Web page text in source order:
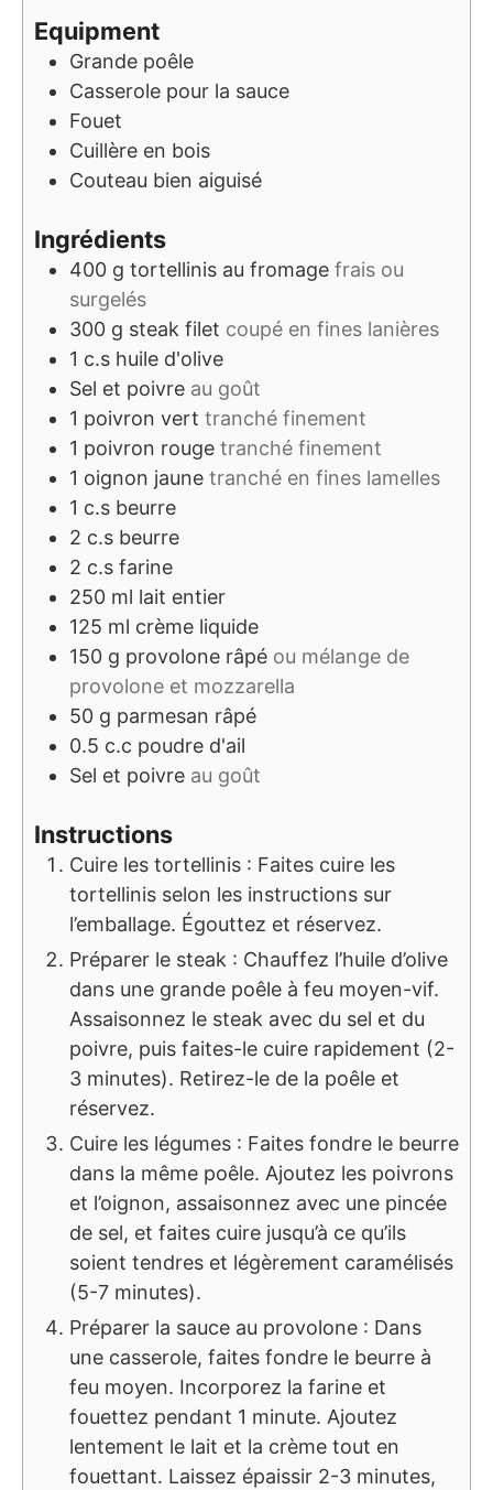
Equipment
Grande poêle
Casserole pour la sauce
Fouet
Cuillère en bois
Couteau bien aiguisé
Ingrédients
400 g tortellinis au fromage frais ou
surgelés
300 g steak filet coupé en fines lanières
1 c.s huile d'olive
Sel et poivre au goût
1 poivron vert tranché finement
1 poivron rouge tranché finement
1 oignon jaune tranché en fines lamelles
1 c.s beurre
2 c.s beurre
2 c.s farine
250 ml lait entier
125 ml crème liquide
150 g provolone râpé ou mélange de
provolone et mozzarella
50 g parmesan râpé
0.5 c.c poudre d'ail
Sel et poivre au goût
Instructions
Cuire les tortellinis : Faites cuire les
tortellinis selon les instructions sur
l’emballage. Égouttez et réservez.
Préparer le steak : Chauffez l’huile d’olive
dans une grande poêle à feu moyen-vif.
Assaisonnez le steak avec du sel et du
poivre, puis faites-le cuire rapidement (2-
3 minutes). Retirez-le de la poêle et
réservez.
Cuire les légumes : Faites fondre le beurre
dans la même poêle. Ajoutez les poivrons
et l’oignon, assaisonnez avec une pincée
de sel, et faites cuire jusqu’à ce qu’ils
soient tendres et légèrement caramélisés
(5-7 minutes).
Préparer la sauce au provolone : Dans
une casserole, faites fondre le beurre à
feu moyen. Incorporez la farine et
fouettez pendant 1 minute. Ajoutez
lentement le lait et la crème tout en
fouettant. Laissez épaissir 2-3 minutes,